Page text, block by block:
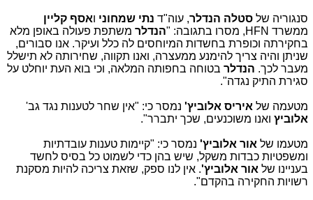
סנגוריה של סטלה הנדלר, עוה"ד נתי שמחוני ואסף קליין
ממשרד HFN, מסרו בתגובה: "
הנדלר משתפת פעולה באופן מלא
בחקירתה וכופרת בחשדות המיוחסים לה כלל ועיקר. אנו סבורים,
שניתן והיה צריך להימנע ממעצרה, ואנו תקווה, שחירותה לא תישלל
מעבר לכך. הנדלר בטוחה בחפותה המלאה, וכי בוא העת יוחלט על
סגירת התיק נגדה".
מטעמה של איריס אלוביץ' נמסר כי: "אין שחר לטענות נגד גב'
אלוביץ ואנו משוכנעים, שכך יתברר".
מטעמו של אור אלוביץ' נמסר כי: "קיימות טענות עובדתיות
ומשפטיות כבדות משקל, שיש בהן כדי לשמוט כל בסיס לחשד
בעניינו של אור אלוביץ'. אין לנו ספק, שזאת צריכה להיות מסקנת
רשויות החקירה בהקדם".